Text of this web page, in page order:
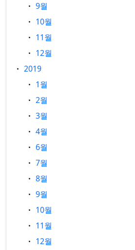
9월
10월
11월
12월
2019
1월
2월
3월
4월
6월
7월
8월
9월
10월
11월
12월